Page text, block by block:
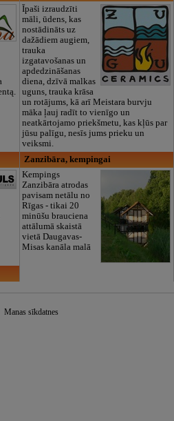
Īpaši izraudzīti
māli, ūdens, kas
nostādināts uz
dažādiem augiem,
trauka
izgatavošanas un
apdedzināšanas
diena, dzīvā malkas
uguns, trauka krāsa
un rotājums, kā arī Meistara burvju
māka ļauj radīt to vienīgo un
neatkārtojamo priekšmetu, kas kļūs par
jūsu palīgu, nesīs jums prieku un
veiksmi.
Zanzibāra, kempingai
Kempings
Zanzibāra atrodas
pavisam netālu no
Rīgas - tikai 20
minūšu brauciena
attālumā skaistā
vietā Daugavas-
Misas kanāla malā
Manas sīkdatnes